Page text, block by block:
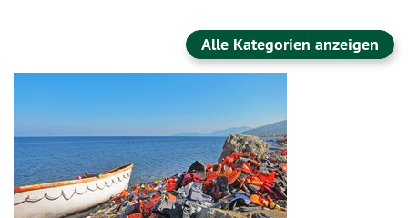
Alle Kategorien anzeigen